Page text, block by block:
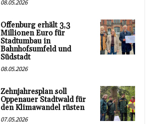
08.05.2026
Offenburg erhält 3,3
Millionen Euro für
Stadtumbau in
Bahnhofsumfeld und
Südstadt
08.05.2026
Zehnjahresplan soll
Oppenauer Stadtwald für
den Klimawandel rüsten
07.05.2026